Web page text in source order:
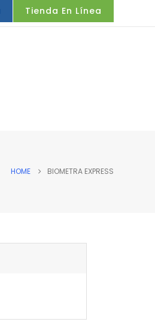
Tienda En Línea
HOME BIOMETRA EXPRESS